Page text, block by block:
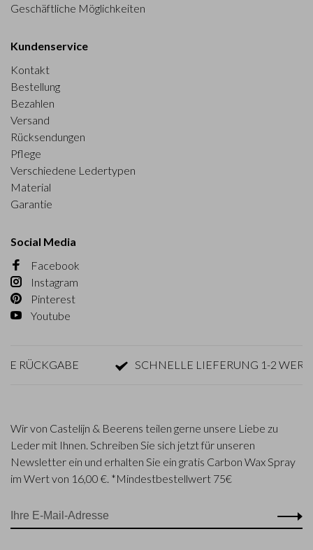
Geschäftliche Möglichkeiten
Kundenservice
Kontakt
Bestellung
Bezahlen
Versand
Rücksendungen
Pflege
Verschiedene Ledertypen
Material
Garantie
Social Media
Facebook
Instagram
Pinterest
Youtube
SCHNELLE LIEFERUNG 1-2
Wir von Castelijn & Beerens teilen gerne unsere Liebe zu
Leder mit Ihnen. Schreiben Sie sich jetzt für unseren
Newsletter ein und erhalten Sie ein gratis Carbon Wax Spray
im Wert von 16,00 €. *Mindestbestellwert 75€